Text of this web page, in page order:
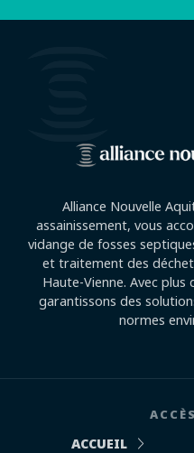
Alliance Nouvelle
assainissement, vous
vidange de fosses
et traitement des
Haute-Vienne. Avec plus
garantissons des
normes
ACCUEIL